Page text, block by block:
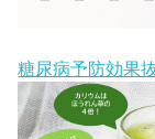
糖尿病予防効果